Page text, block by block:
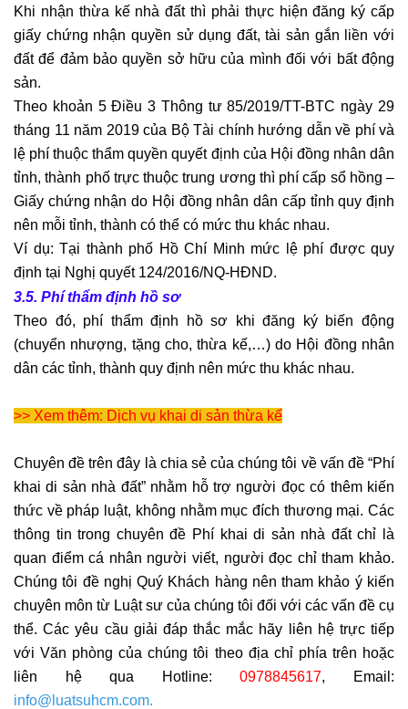
luật
lao
động
Hôn
nhân
gia
đình
Tư
vấn
đơn
phương
hôn
Tư
vấn
thuận
ly
Tư
vấn
ly
hôn
có
yếu
tố
nước
ngoài
Tư
vấn
Khi nhận thừa kế nhà đất thì phải thực hiện đăng ký cấp
giấy chứng nhận quyền sử dụng đất, tài sản gắn liền với
đất để đảm bảo quyền sở hữu của mình đối với bất động
sản.
Theo khoản 5 Điều 3 Thông tư 85/2019/TT-BTC ngày 29
tháng 11 năm 2019 của Bộ Tài chính hướng dẫn về phí và
lệ phí thuộc thẩm quyền quyết định của Hội đồng nhân dân
tỉnh, thành phố trực thuộc trung ương thì phí cấp sổ hồng –
Giấy chứng nhận do Hội đồng nhân dân cấp tỉnh quy định
nên mỗi tỉnh, thành có thể có mức thu khác nhau.
Ví dụ: Tại thành phố Hồ Chí Minh mức lệ phí được quy
định tại Nghị quyết 124/2016/NQ-HĐND.
3.5. Phí thẩm định hồ sơ
Theo đó, phí thẩm định hồ sơ khi đăng ký biến động
(chuyển nhượng, tặng cho, thừa kế,…) do Hội đồng nhân
dân các tỉnh, thành quy định nên mức thu khác nhau.
>> Xem thêm: Dịch vụ khai di sản thừa kế
Chuyên đề trên đây là chia sẻ của chúng tôi về vấn đề “Phí
khai di sản nhà đất”nhằm hỗ trợ người đọc có thêm kiến
thức về pháp luật, không nhằm mục đích thương mại. Các
thông tin trong chuyên đề Phí khai di sản nhà đấtchỉ là
quan điểm cá nhân người viết, người đọc chỉ tham khảo.
Chúng tôi đề nghị Quý Khách hàng nên tham khảo ý kiến
chuyên môn từ Luật sư của chúng tôi đối với các vấn đề cụ
thể. Các yêu cầu giải đáp thắc mắc hãy liên hệ trực tiếp
với Văn phòng của chúng tôi theo địa chỉ phía trên hoặc
liên hệ qua Hotline:0978845617, Email:
info@luatsuhcm.com.